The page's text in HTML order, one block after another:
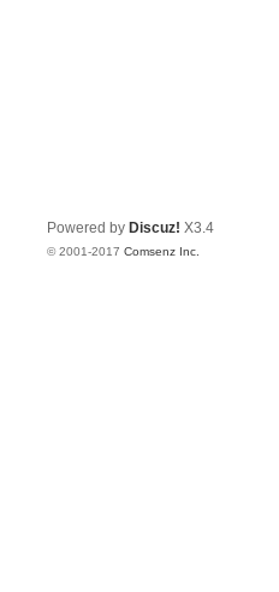
Powered by Discuz! X3.4
© 2001-2017 Comsenz Inc.